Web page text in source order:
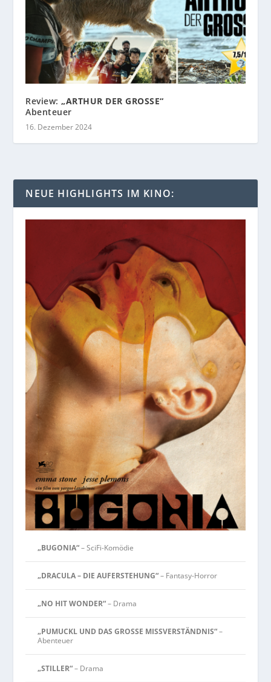
Review:„ARTHUR DER GROSSE“
Abenteuer
16. Dezember 2024
NEUE HIGHLIGHTS IM KINO:
„BUGONIA“– SciFi-Komödie
„DRACULA – DIE AUFERSTEHUNG“– Fantasy-Horror
„NO HIT WONDER“– Drama
„PUMUCKL UND DAS GROSSE MISSVERSTÄNDNIS“–
Abenteuer
„STILLER“– Drama